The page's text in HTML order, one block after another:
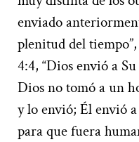
enviado
plenitud del
4:4, “Dios envió a
Dios no tomó a un
y lo envió; Él envió
para que fuera